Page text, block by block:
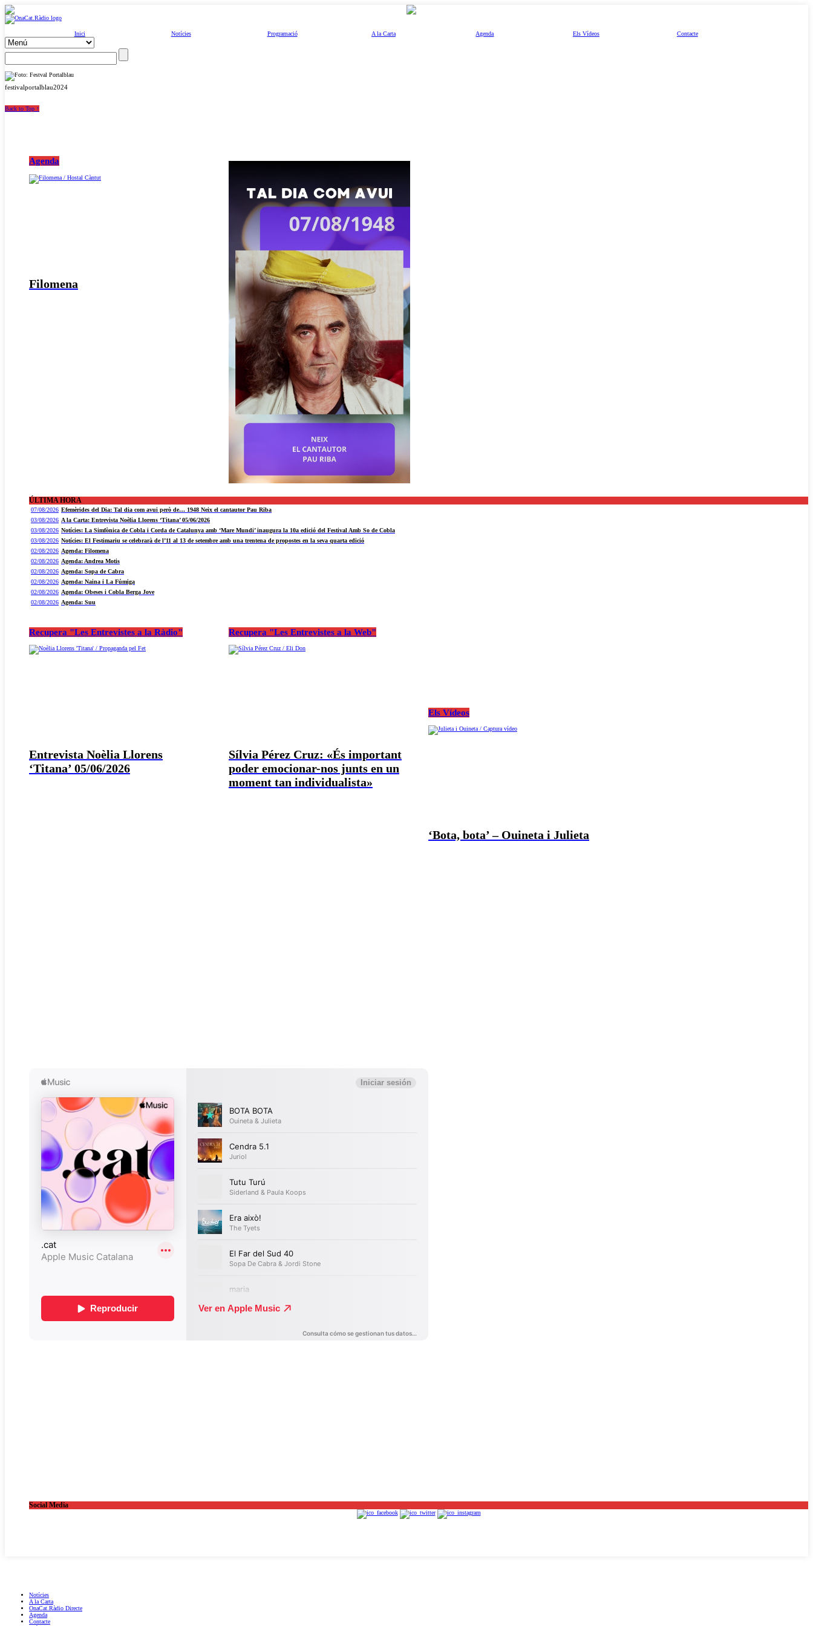
Inici Notícies Programació A la Carta Agenda Els Vídeos Contacte
festivalportalblau2024
Back to Top ↑
Agenda
Filomena
ÚLTIMA HORA
07/08/2026 Efemèrides del Dia: Tal dia com avui però de… 1948 Neix el cantautor Pau Riba
03/08/2026 A la Carta: Entrevista Noèlia Llorens ‘Titana’ 05/06/2026
03/08/2026 Notícies: La Simfònica de Cobla i Corda de Catalunya amb ‘Mare Mundi’ inaugura la 10a edició del Festival Amb So de Cobla
03/08/2026 Notícies: El Festimariu se celebrarà de l’11 al 13 de setembre amb una trentena de propostes en la seva quarta edició
02/08/2026 Agenda: Filomena
02/08/2026 Agenda: Andrea Motis
02/08/2026 Agenda: Sopa de Cabra
02/08/2026 Agenda: Naina i La Fúmiga
02/08/2026 Agenda: Obeses i Cobla Berga Jove
02/08/2026 Agenda: Suu
Recupera "Les Entrevistes a la Ràdio"
Entrevista Noèlia Llorens
‘Titana’ 05/06/2026
Recupera "Les Entrevistes a la Web"
Sílvia Pérez Cruz: «És important
poder emocionar-nos junts en un
moment tan individualista»
Els Vídeos
‘Bota, bota’ – Ouineta i Julieta
Social Media
Notícies
A la Carta
OnaCat.Ràdio Directe
Agenda
Contacte